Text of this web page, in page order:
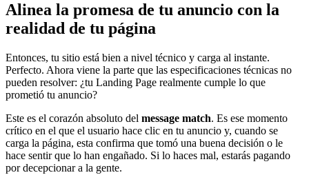
Alinea la promesa de tu anuncio con la
realidad de tu página
Entonces, tu sitio está bien a nivel técnico y carga al instante.
Perfecto. Ahora viene la parte que las especificaciones técnicas no
pueden resolver: ¿tu Landing Page realmente cumple lo que
prometió tu anuncio?
Este es el corazón absoluto del message match. Es ese momento
crítico en el que el usuario hace clic en tu anuncio y, cuando se
carga la página, esta confirma que tomó una buena decisión o le
hace sentir que lo han engañado. Si lo haces mal, estarás pagando
por decepcionar a la gente.